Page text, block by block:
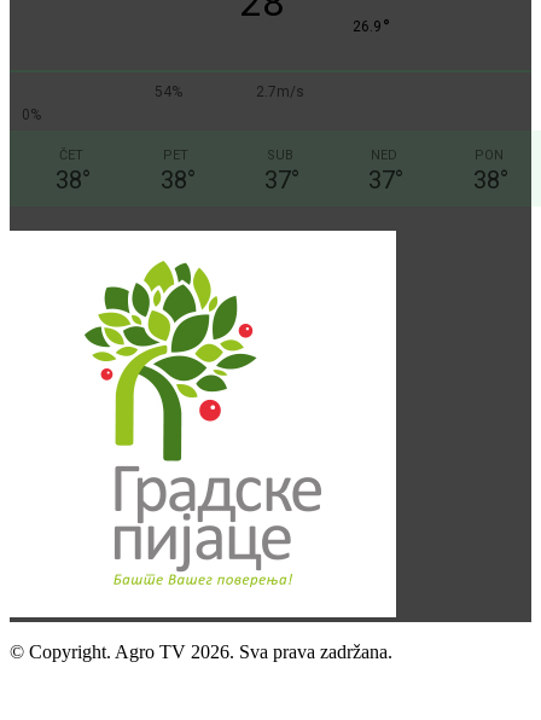
26.9 °
54%
2.7m/s
0%
ČET
38°
PET
38°
SUB
37°
NED
37°
PON
38°
© Copyright. Agro TV 2026. Sva prava zadržana.